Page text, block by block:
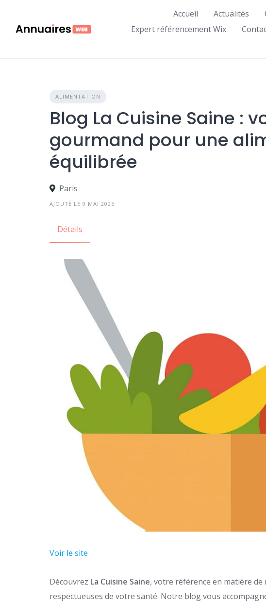
content
Accueil Actualités
Expert référencement Wix
ALIMENTATION
Blog La Cuisine Saine :
gourmand pour une
équilibrée
Paris
AJOUTÉ LE 9 MAI 2025
Détails
Voir le site
Découvrez La Cuisine Saine, votre référence en matière
respectueuses de votre santé. Notre blog vous